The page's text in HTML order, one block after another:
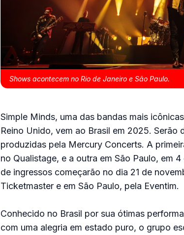
Shows acontecem no Rio de Janeiro e São Paulo.
Simple Minds, uma das bandas mais
Reino Unido, vem ao Brasil em 2025. Serão
produzidas pela Mercury Concerts. A
no Qualistage, e a outra em São Paulo, em
de ingressos começarão no dia 21 de
Ticketmaster e em São Paulo, pela Eventim.
Conhecido no Brasil por sua ótimas
com uma alegria em estado puro, o grupo